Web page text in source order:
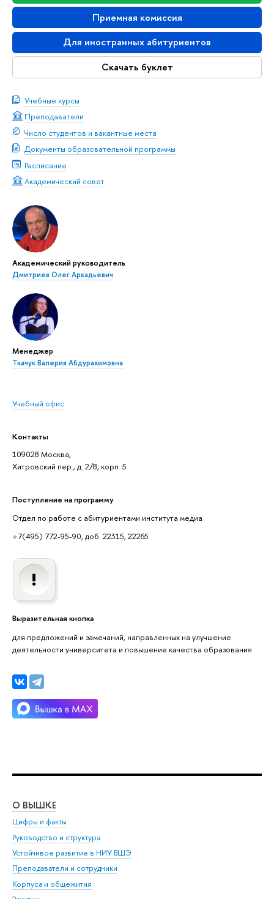
Приемная комиссия
Для иностранных абитуриентов
Скачать буклет
Учебные курсы
Преподаватели
Число студентов и вакантные места
Документы образовательной программы
Расписание
Академический совет
Академический руководитель
Дмитриев Олег Аркадьевич
Менеджер
Ткачук Валерия Абдурахимовна
Учебный офис
Контакты
109028 Москва,
Хитровский пер., д. 2/8, корп. 5
Поступление на программу
Отдел по работе с абитуриентами института медиа
+7(495) 772-95-90, доб. 22315, 22265
Выразительная кнопка
для предложений и замечаний, направленных на улучшение
деятельности университета и повышение качества образования
О ВЫШКЕ
Цифры и факты
Руководство и структура
Устойчивое развитие в НИУ ВШЭ
Преподаватели и сотрудники
Корпуса и общежития